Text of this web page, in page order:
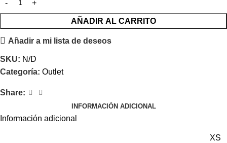
AÑADIR AL CARRITO
Añadir a mi lista de deseos
SKU: N/D
Categoría: Outlet
Share:
INFORMACIÓN ADICIONAL
Información adicional
XS